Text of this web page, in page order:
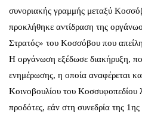
συνοριακής γραμμής μεταξύ
προκλήθηκε αντίδραση της
Στρατός» του Κοσσόβου που
Η οργάνωση εξέδωσε διακήρυξη,
ενημέρωσης, η οποία αναφέρεται
Κοινοβουλίου του Κοσσυφοπεδίου
προδότες, εάν στη συνεδρία της